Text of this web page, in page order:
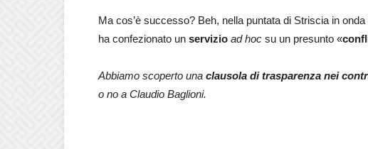
Ma cos’è successo? Beh, nella puntata di Striscia in
ha confezionato un servizio ad hoc su un presunto «
Abbiamo scoperto una clausola di trasparenza nei
o no a Claudio Baglioni.